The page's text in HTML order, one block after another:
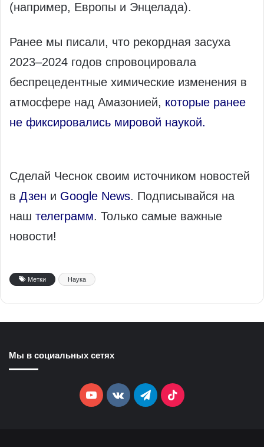
(например, Европы и Энцелада).
Ранее мы писали, что рекордная засуха
2023–2024 годов спровоцировала
беспрецедентные химические изменения в
атмосфере над Амазонией, которые ранее
не фиксировались мировой наукой.
Сделай Чеснок своим источником новостей
в Дзен и Google News. Подписывайся на
наш телеграмм. Только самые важные
новости!
Метки Наука
Мы в социальных сетях
YouTubevk.comTelegramTikTok